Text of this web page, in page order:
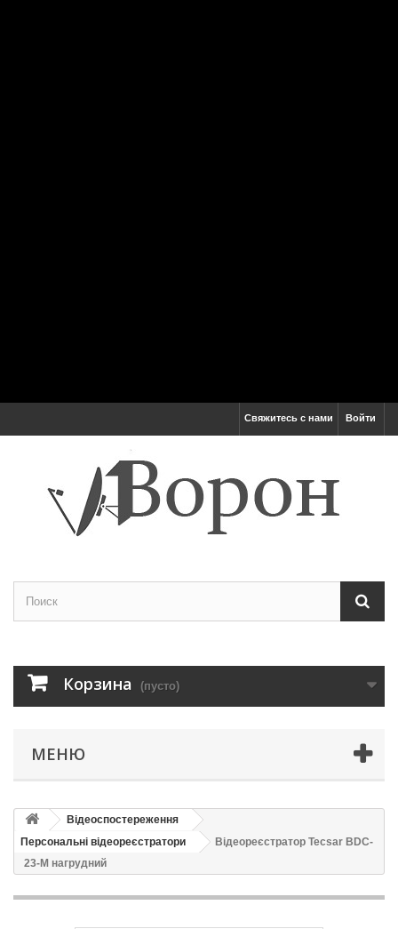
Войти
Свяжитесь с нами
Корзина (пусто)
МЕНЮ
Відеоспостереження
Персональні відеореєстратори
Відеореєстратор Tecsar BDC-
23-M нагрудний